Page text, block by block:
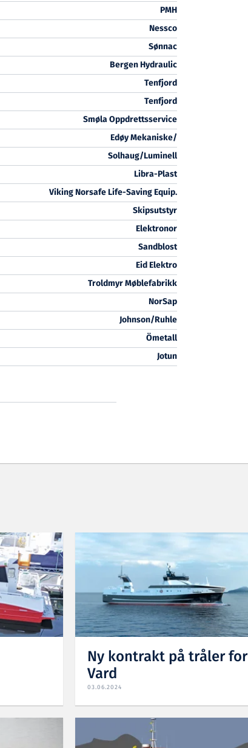
PMH
Nessco
Sønnac
Bergen Hydraulic
Tenfjord
Tenfjord
Smøla Oppdrettsservice
Edøy Mekaniske/
Solhaug/Luminell
Libra-Plast
Viking Norsafe Life-Saving Equip.
Skipsutstyr
Elektronor
Sandblost
Eid Elektro
Troldmyr Møblefabrikk
NorSap
Johnson/Ruhle
Ömetall
Jotun
Ny kontrakt på tråler for
Vard
03.06.2024